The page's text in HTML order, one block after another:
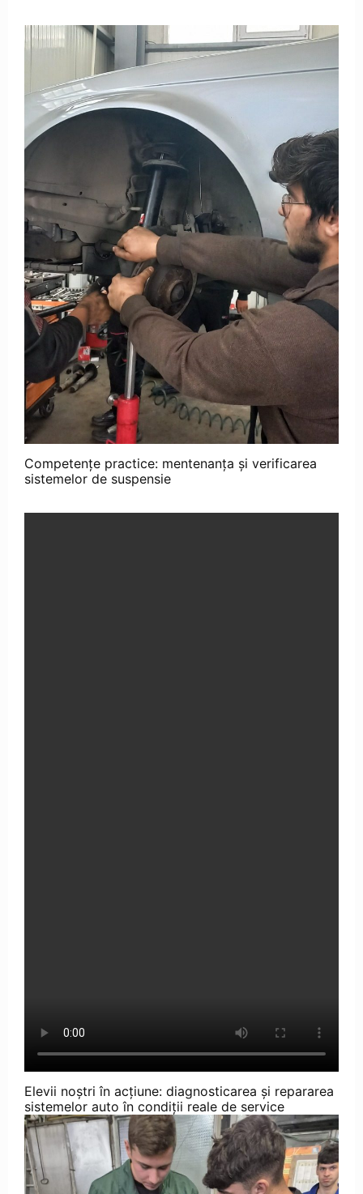
Competențe practice: mentenanța și verificarea
sistemelor de suspensie
Elevii noștri în acțiune: diagnosticarea și repararea
sistemelor auto în condiții reale de service